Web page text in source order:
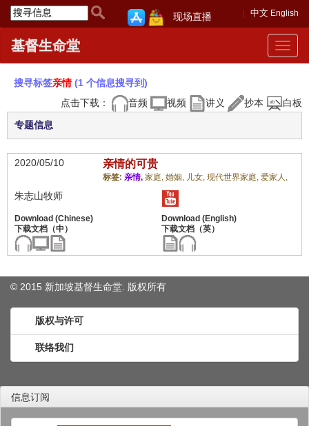
中文 English
现场直播
Toggle
基督生命堂
搜寻标签亲情(1 个信息搜寻到)
点击下载：
音频 视频 讲义 抄本 白板
专题信息
2020/05/10 亲情的可贵
标签: 亲情, 家庭, 婚姻, 儿女, 现代世界家庭, 爱家人,
朱志山牧师
© 2015 新加坡基督生命堂. 版权所有
版权与许可
联络我们
信息订阅